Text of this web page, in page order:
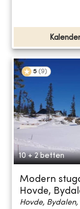
5 (9)
10 + 2 betten
Modern
Hovde,
Hovde,